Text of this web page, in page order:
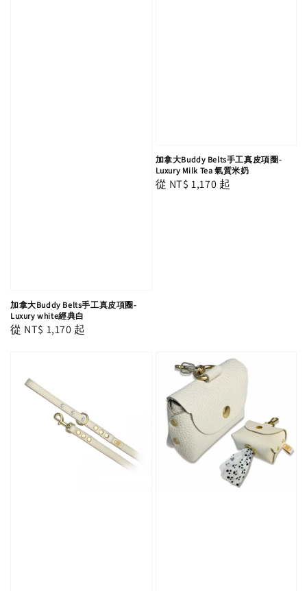
加拿大Buddy Belts手工真皮項圈-
Luxury white經典白
Regular
從 NT$ 1,170 起
加拿大Buddy Belts手工真皮項圈-
Luxury Milk Tea 氣質米奶
Regular
從 NT$ 1,170 起